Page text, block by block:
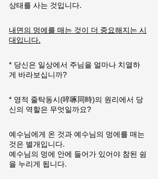
상태를 사는 것입니다.
내면의 멍에를 매는 것이 더 중요해지는 시
대입니다.
* 당신은 일상에서 주님을 얼마나 치열하
게 바라보십니까?
* 영적 줄탁동시(啐啄同時)의 원리에서 당
신의 역할은 무엇일까요?
예수님에게 온 것과 예수님의 멍에를 매는
것은 별개입니다.
예수님의 멍에 안에 들어가 있어야 참된 쉼
을 누리게 됩니다.